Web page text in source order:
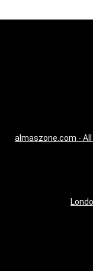
almaszone.com -